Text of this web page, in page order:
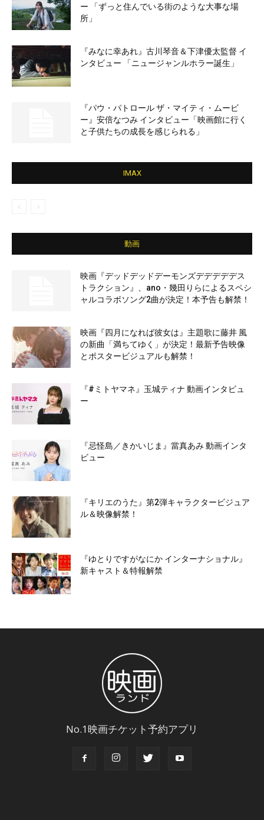
ー 「ずっと住んでいる街のような大事な場
所」
『みなに幸あれ』古川琴音＆下津優太監督 イ
ンタビュー 「ニュージャンルホラー誕生」
『パウ・パトロール ザ・マイティ・ムービ
ー』安倍なつみ インタビュー「映画館に行く
と子供たちの成長を感じられる」
IMAX
動画
映画『デッドデッドデーモンズデデデデデス
トラクション』、ano・幾田りらによるスペシ
ャルコラボソング2曲が決定！本予告も解禁！
映画『四月になれば彼女は』主題歌に藤井 風
の新曲「満ちてゆく」が決定！最新予告映像
とポスタービジュアルも解禁！
『#ミトヤマネ』玉城ティナ 動画インタビュ
ー
『忌怪島／きかいじま』當真あみ 動画インタ
ビュー
『キリエのうた』第2弾キャラクタービジュア
ル＆映像解禁！
『ゆとりですがなにか インターナショナル』
新キャスト＆特報解禁
No.1映画チケット予約アプリ